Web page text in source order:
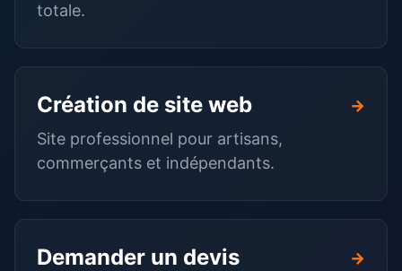
totale.
Création de site web
→
Site professionnel pour artisans,
commerçants et indépendants.
Demander un devis
→